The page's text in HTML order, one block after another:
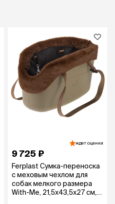
ждет оценки
9 725 ₽
Ferplast Сумка-переноска
с меховым чехлом для
собак мелкого размера
With-Me, 21,5x43,5x27 см,